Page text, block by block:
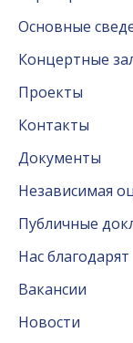
Основные
Концертные
Проекты
Контакты
Документы
Независимая
Публичные
Нас благодарят
Вакансии
Новости